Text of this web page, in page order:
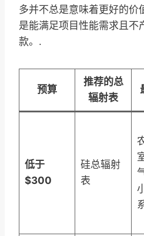
多并不总是意味着更好的
是能满足项目性能需求且不
款。.
预算
推荐的总
辐射表
低于
$300
硅总辐射
表